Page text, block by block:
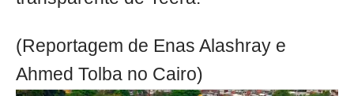
(Reportagem de Enas Alashray e
Ahmed Tolba no Cairo)